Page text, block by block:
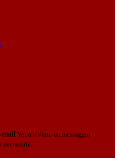
mail Verrà inviato un messaggio